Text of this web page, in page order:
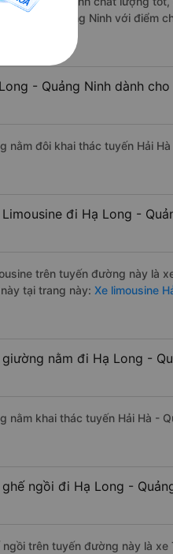
Hải Hà - Quảng Ninh với điểm
- Quảng Ninh dành
nằm đôi khai thác tuyến Hải
đi Hạ Long -
trên tuyến đường này là
tại trang này: Xe limousine
nằm đi Hạ Long -
nằm khai thác tuyến Hải Hà -
ngồi đi Hạ Long -
trên tuyến đường này là xe